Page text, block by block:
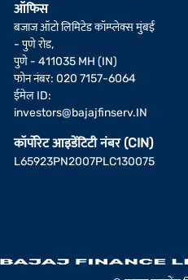
ऑफिस
बजाज ऑटो लिमिटेड कॉम्प्लेक्स मुंबई
- पुणे रोड,
पुणे - 411035 MH (IN)
फोन नंबर: 020 7157-6064
ईमेल ID:
investors@bajajfinserv.IN
कॉर्पोरेट आइडेंटिटी नंबर (CIN)
L65923PN2007PLC130075